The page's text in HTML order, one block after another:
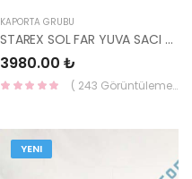
KAPORTA GRUBU
STAREX SOL FAR YUVA SACI 64101-4A400-HMC
3980.00 ₺
( 243 Görüntüleme )
YENI